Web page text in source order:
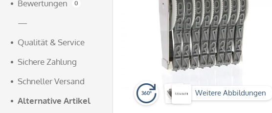
Bewertungen 0
—
Qualität & Service
Sichere Zahlung
Schneller Versand
Alternative Artikel
360° Weitere Abbildungen